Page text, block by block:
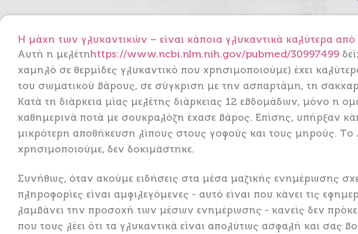
Η μάχη των γλυκαντικών – είναι κάποια γλυκαντικά καλύτερα
Αυτή η μελέτηhttps://www.ncbi.nlm.nih.gov/pubmed/30997499
χαμηλό σε θερμίδες γλυκαντικό που χρησιμοποιούμε) έχει
του σωματικού βάρους, σε σύγκριση με την ασπαρτάμη, τη
Κατά τη διάρκεια μίας μελέτης διάρκειας 12 εβδομάδων, μόνο η
καθημερινά ποτά με σουκραλόζη έχασε βάρος. Επίσης, υπήρξαν
μικρότερη αποθήκευση λίπους στους γοφούς και τους μηρούς. Το
χρησιμοποιούμε, δεν δοκιμάστηκε.
Συνήθως, όταν ακούμε ειδήσεις στα μέσα μαζικής ενημέρωσης
πληροφορίες είναι αμφιλεγόμενες - αυτό είναι που κάνει τις
λαμβάνει την προσοχή των μέσων ενημέρωσης - κανείς δεν
που τους λέει ότι τα γλυκαντικά είναι απολύτως ασφαλή και σας